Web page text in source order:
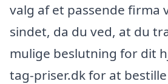
valg af et passende firma
sindet, da du ved, at du
mulige beslutning for dit
tag-priser.dk for at